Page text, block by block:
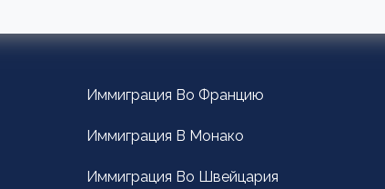
Иммиграция Вo Францию
Иммиграция В Монако
Иммиграция Вo Швейцария